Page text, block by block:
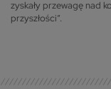
zyskały przewagę nad
przyszłości”.